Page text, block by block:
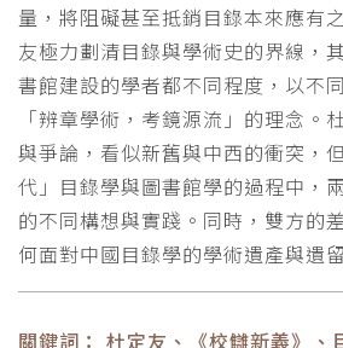
量，將阻礙甚至抵銷目錄本來應有
友極力劃清目錄與學術史的界線，
書館建設的學者都不同程度，以不
「辨章學術，考鏡源流」的理念。
與爭論，看似新舊與中西的衝突，
代」目錄學與圖書館學的過程中，
的不同構想與實踐。同時，雙方的
何面對中國目錄學的學術遺產與遺
關鍵詞： 杜定友、《校讎新義》、